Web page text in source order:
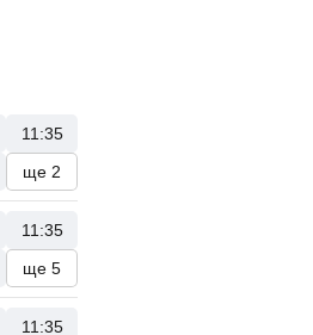
11:35
ще 2
11:35
ще 5
11:35